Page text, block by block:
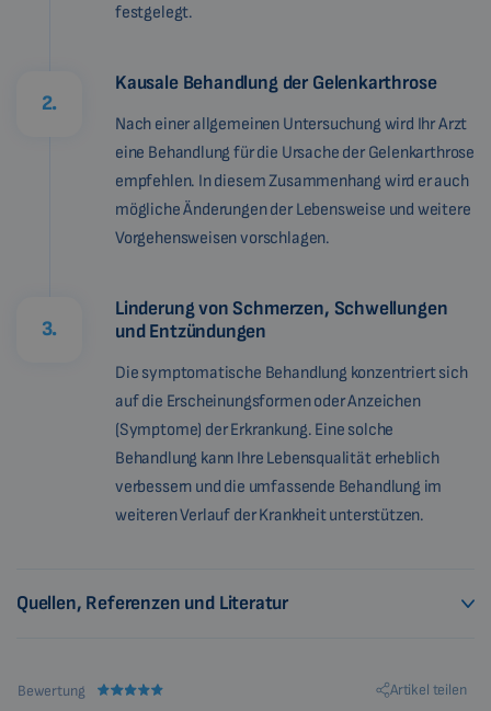
festgelegt.
2.
Kausale Behandlung der Gelenkarthrose
Nach einer allgemeinen Untersuchung wird Ihr Arzt
eine Behandlung für die Ursache der Gelenkarthrose
empfehlen. In diesem Zusammenhang wird er auch
mögliche Änderungen der Lebensweise und weitere
Vorgehensweisen vorschlagen.
3.
Linderung von Schmerzen, Schwellungen
und Entzündungen
Die symptomatische Behandlung konzentriert sich
auf die Erscheinungsformen oder Anzeichen
(Symptome) der Erkrankung. Eine solche
Behandlung kann Ihre Lebensqualität erheblich
verbessern und die umfassende Behandlung im
weiteren Verlauf der Krankheit unterstützen.
Quellen, Referenzen und Literatur
Bewertung
Artikel teilen